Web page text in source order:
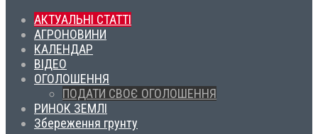
АКТУАЛЬНІ СТАТТІ
АГРОНОВИНИ
КАЛЕНДАР
ВІДЕО
ОГОЛОШЕННЯ
ПОДАТИ СВОЄ ОГОЛОШЕННЯ
РИНОК ЗЕМЛІ
Збереження грунту